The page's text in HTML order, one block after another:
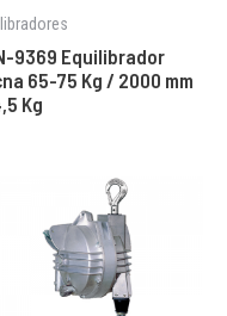
9369 Equilibrador
65-75 Kg / 2000 mm
Kg